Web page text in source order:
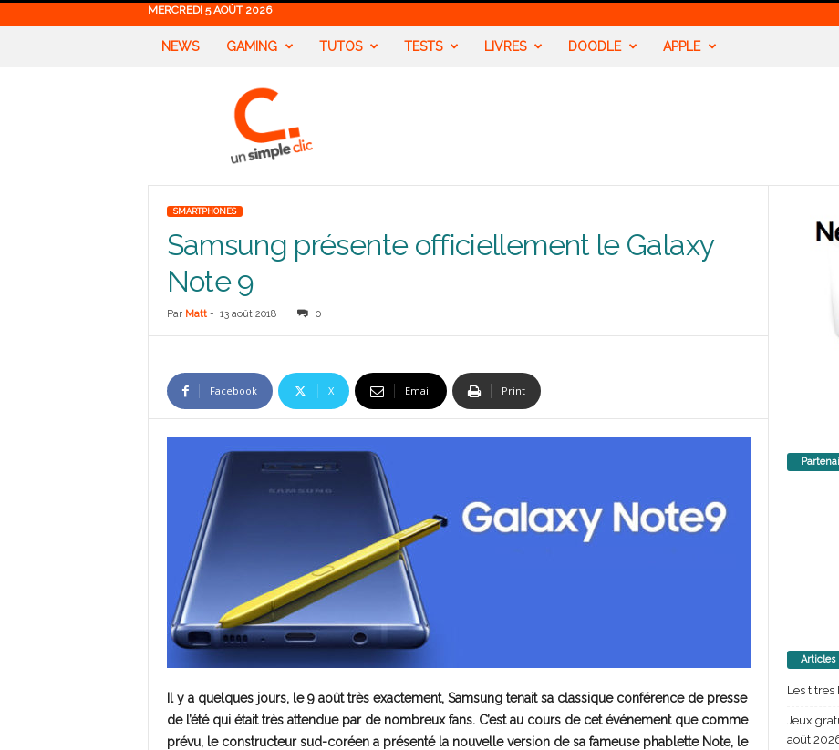
MERCREDI 5 AOÛT 2026
NEWS GAMING TUTOS TESTS LIVRES DOODLE APPLE
SMARTPHONES
Samsung présente officiellement le Galaxy
Note 9
Par Matt- 13 août 2018 0
Facebook X Email Print
Il y a quelques jours, le 9 août très exactement, Samsung tenait sa classique conférence de presse
de l’été qui était très attendue par de nombreux fans. C’est au cours de cet événement que comme
prévu, le constructeur sud-coréen a présenté la nouvelle version de sa fameuse phablette Note, le
Articles
Les titres
Jeux
août